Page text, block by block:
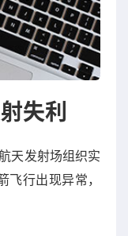
失利
天发射场组织实
行出现异常，